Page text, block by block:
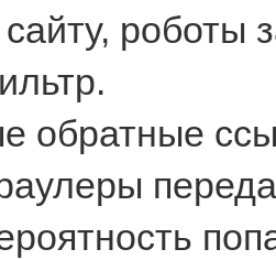
роботы
обратные